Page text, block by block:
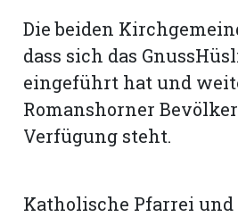
Die beiden
dass sich das
eingeführt hat und
Romanshorner
Verfügung steht.
Katholische Pfarrei und